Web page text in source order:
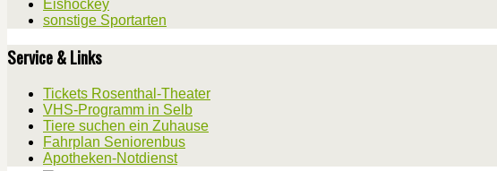
Eishockey
sonstige Sportarten
Service & Links
Tickets Rosenthal-Theater
VHS-Programm in Selb
Tiere suchen ein Zuhause
Fahrplan Seniorenbus
Apotheken-Notdienst